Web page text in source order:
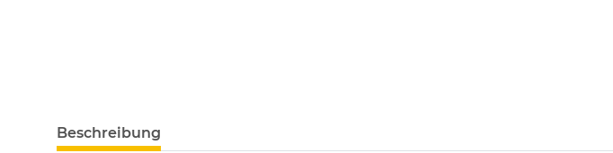
Beschreibung